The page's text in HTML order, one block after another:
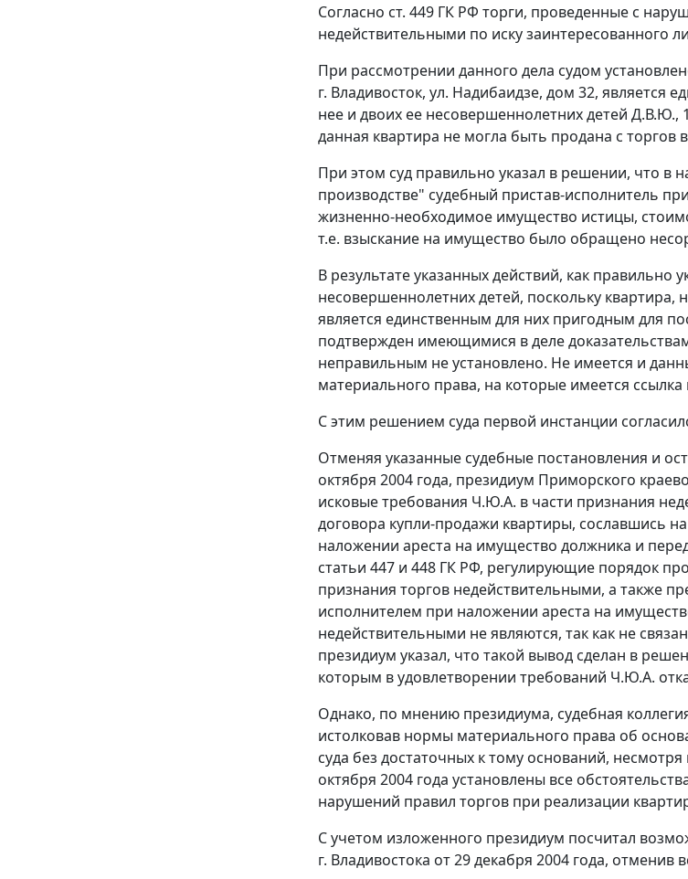
Согласно ст. 449 ГК РФ торги, проведенные с
недействительными по иску заинтересованного
При рассмотрении данного дела судом
г. Владивосток, ул. Надибаидзе, дом 32,
нее и двоих ее несовершеннолетних детей
данная квартира не могла быть продана с торгов
При этом суд правильно указал в решении, что в
производстве" судебный пристав-исполнитель
жизненно-необходимое имущество истицы,
т.е. взыскание на имущество было обращено
В результате указанных действий, как
несовершеннолетних детей, поскольку
является единственным для них пригодным для
подтвержден имеющимися в деле
неправильным не установлено. Не имеется и
материального права, на которые имеется
С этим решением суда первой инстанции
Отменяя указанные судебные постановления и
октября 2004 года, президиум Приморского
исковые требования Ч.Ю.А. в части признания
договора купли-продажи квартиры, сославшись
наложении ареста на имущество должника и
статьи 447 и 448 ГК РФ, регулирующие порядок
признания торгов недействительными, а также
исполнителем при наложении ареста на
недействительными не являются, так как не
президиум указал, что такой вывод сделан в
которым в удовлетворении требований Ч.Ю.А.
Однако, по мнению президиума, судебная
истолковав нормы материального права об
суда без достаточных к тому оснований,
октября 2004 года установлены все
нарушений правил торгов при реализации
С учетом изложенного президиум посчитал
г. Владивостока от 29 декабря 2004 года,